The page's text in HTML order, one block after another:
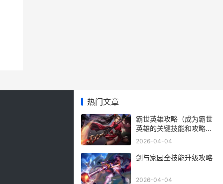
热门文章
霸世英雄攻略（成为霸世
英雄的关键技能和攻略，
让你无敌于战场）
2026-04-04
剑与家园全技能升级攻略
2026-04-04